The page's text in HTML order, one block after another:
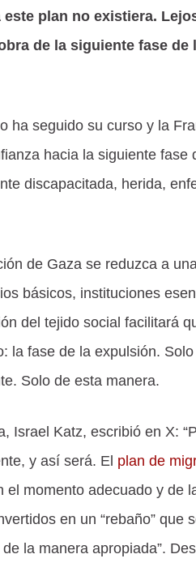
este plan no existiera.
de la siguiente fase
ha seguido su curso y la
hacia la siguiente
discapacitada, herida,
de Gaza se reduzca a
básicos, instituciones
del tejido social facilitará
la fase de la expulsión.
Solo de esta manera.
Israel Katz, escribió en X:
y así será. El plan de
el momento adecuado y de
en un “rebaño” que
la manera apropiada”.